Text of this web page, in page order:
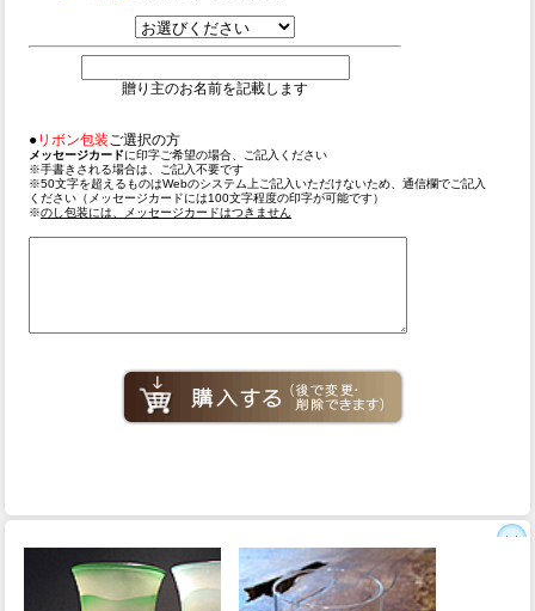
贈り主のお名前を記載します
●リボン包装ご選択の方
メッセージカードに印字ご希望の場合、ご記入ください
※手書きされる場合は、ご記入不要です
※50文字を超えるものはWebのシステム上ご記入いただけないため、通信欄でご記入
ください（メッセージカードには100文字程度の印字が可能です）
※のし包装には、メッセージカードはつきません